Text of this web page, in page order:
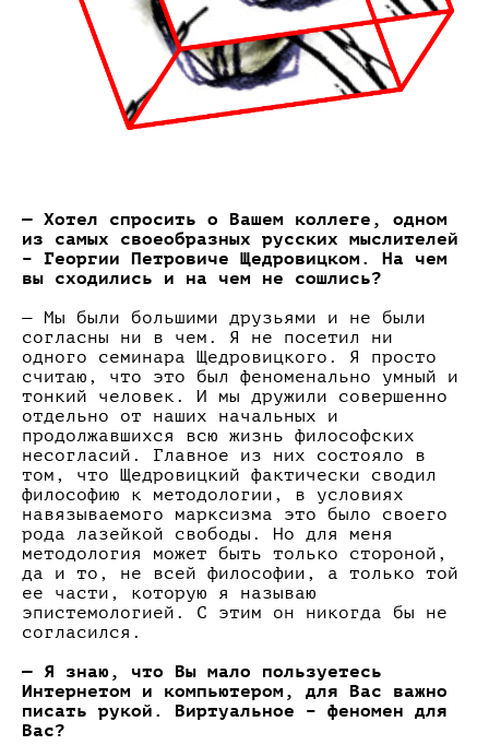
— Хотел спросить о Вашем коллеге, одном
из самых своеобразных русских мыслителей
– Георгии Петровиче Щедровицком. На чем
вы сходились и на чем не сошлись?
— Мы были большими друзьями и не были
согласны ни в чем. Я не посетил ни
одного семинара Щедровицкого. Я просто
считаю, что это был феноменально умный и
тонкий человек. И мы дружили совершенно
отдельно от наших начальных и
продолжавшихся всю жизнь философских
несогласий. Главное из них состояло в
том, что Щедровицкий фактически сводил
философию к методологии, в условиях
навязываемого марксизма это было своего
рода лазейкой свободы. Но для меня
методология может быть только стороной,
да и то, не всей философии, а только той
ее части, которую я называю
эпистемологией. С этим он никогда бы не
согласился.
— Я знаю, что Вы мало пользуетесь
Интернетом и компьютером, для Вас важно
писать рукой. Виртуальное – феномен для
Вас?